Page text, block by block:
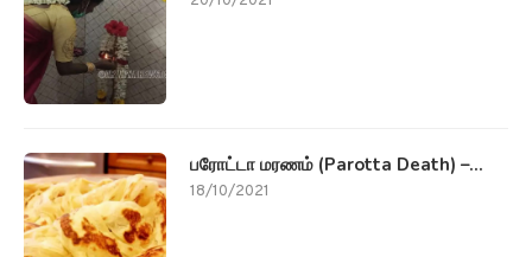
பரோட்டா மரணம் (Parotta Death) –...
18/10/2021